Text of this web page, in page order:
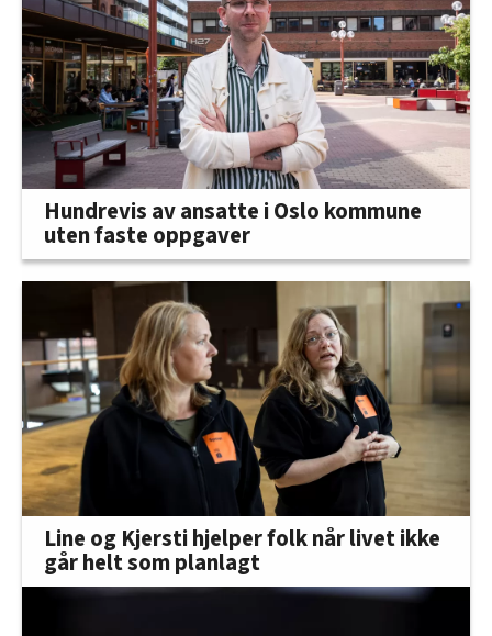
Hundrevis av ansatte i Oslo kommune
uten faste oppgaver
Line og Kjersti hjelper folk når livet ikke
går helt som planlagt